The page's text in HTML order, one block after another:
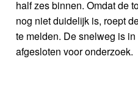
half zes binnen. Omdat de
nog niet duidelijk is, roept
te melden. De snelweg is
afgesloten voor onderzoek.